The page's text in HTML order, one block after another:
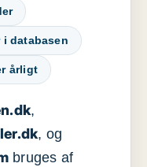
i databasen
årligt
,
, og
bruges af